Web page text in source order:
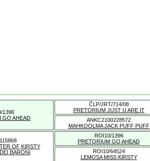
1396
GO AHEAD
ČLP/JRT/714/08
PRETORIUM JUST U ARE IT
ANKC2100228572
MAHKOOLMA JACK PUFF PUFF
OF KIRSTY
BARONI
ROI10/1396
PRETORIUM GO AHEAD
ROI10/64524
LEMOSA MISS KIRSTY